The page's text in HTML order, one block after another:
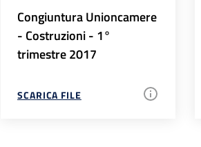
Congiuntura Unioncamere
- Costruzioni - 1°
trimestre 2017
SCARICA FILE